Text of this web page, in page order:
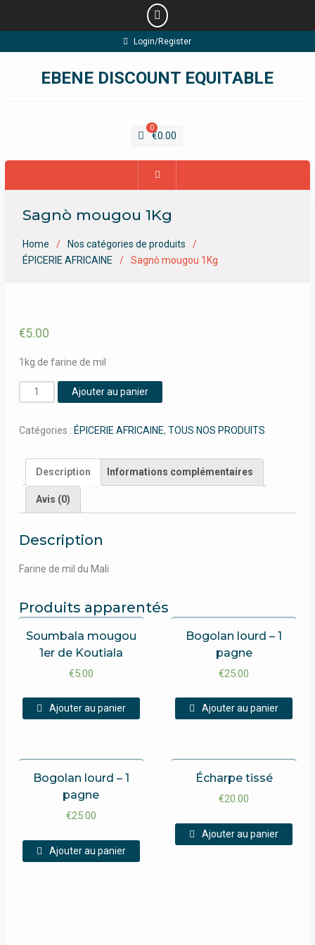
to
Login/Register
EBENE DISCOUNT EQUITABLE
0
€0.00
Sagnò mougou 1Kg
Home
Nos catégories de produits
ÉPICERIE AFRICAINE
Sagnò mougou 1Kg
€5.00
1kg de farine de mil
quantité
de
mougou
Ajouter au panier
Catégories : ÉPICERIE AFRICAINE, TOUS NOS PRODUITS
Description Informations complémentaires
Avis (0)
Description
Farine de mil du Mali
Produits apparentés
Soumbala mougou
1er de Koutiala
€5.00
Ajouter au panier
Bogolan lourd – 1
pagne
€25.00
Ajouter au panier
Bogolan lourd – 1
pagne
€25.00
Ajouter au panier
Écharpe tissé
€20.00
Ajouter au panier